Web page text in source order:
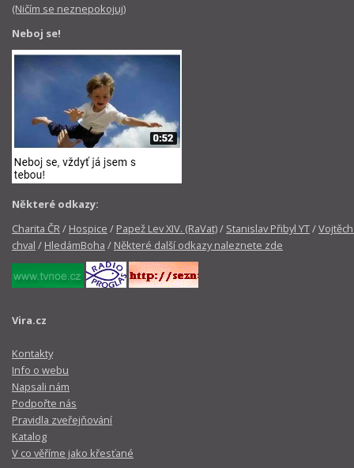
(Ničím se neznepokojuj)
Neboj se!
Některé odkazy:
Charita ČR / Hospice / Papež Lev XIV. (RaVat)/ Stanislav Přibyl YT/
chval / HledámBoha / Některé další odkazy naleznete zde
Vira.cz
Kontakty
Info o webu
Napsali nám
Podpořte nás
Pravidla zveřejňování
Katalog
V co věříme jako křesťané